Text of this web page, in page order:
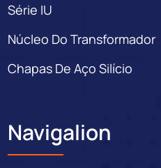
Série IU
Núcleo Do Transformador
Chapas De Aço Silício
Navigalion